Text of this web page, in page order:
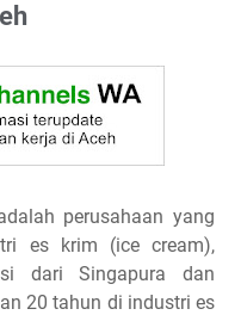
perusahaan yang
es krim (ice cream),
dari Singapura dan
20 tahun di industri es